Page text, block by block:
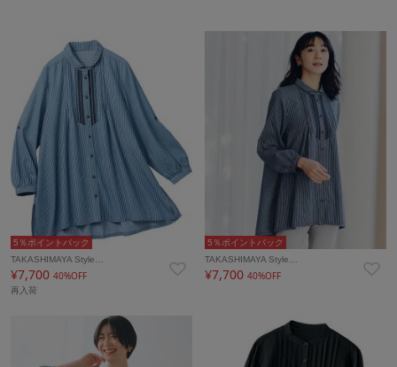
5％ポイントバック
TAKASHIMAYA Style…
¥7,700 40%OFF
再入荷
5％ポイントバック
TAKASHIMAYA Style…
¥7,70040%OFF